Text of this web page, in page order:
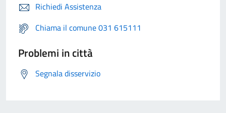
Richiedi Assistenza
Chiama il comune 031 615111
Problemi in città
Segnala disservizio